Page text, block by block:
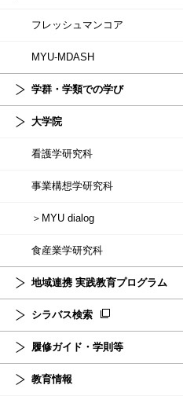
フレッシュマンコア
MYU-MDASH
学群・学類での学び
大学院
看護学研究科
事業構想学研究科
＞MYU dialog
食産業学研究科
地域連携 実践教育プログラム
シラバス検索
履修ガイド・学則等
教育情報